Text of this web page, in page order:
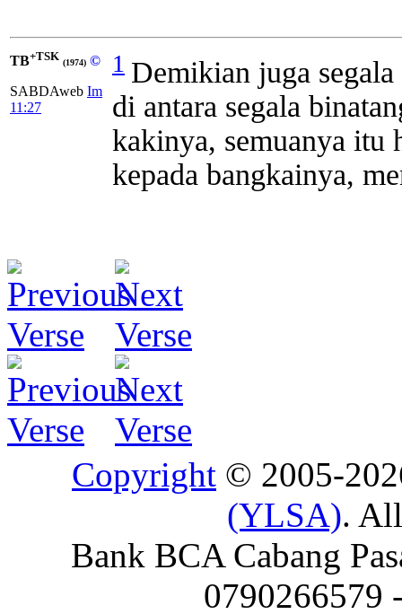
TB+TSK (1974) ©
SABDAweb Im
11:27
1 Demikian juga
di antara segala
kakinya, semuanya itu
kepada bangkainya,
Copyright © 2005-
(YLSA).
Bank BCA Cabang
0790266579